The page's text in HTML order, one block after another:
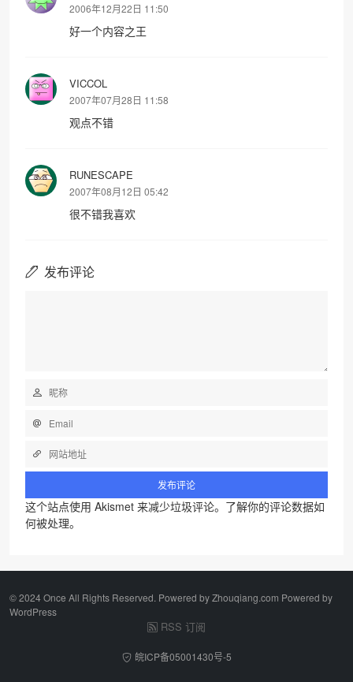
2006年12月22日 11:50
好一个内容之王
VICCOL
2007年07月28日 11:58
观点不错
RUNESCAPE
2007年08月12日 05:42
很不错我喜欢
发布评论
这个站点使用 Akismet 来减少垃圾评论。 了解你的评论数据如
何被处理。
©️ 2024 Once All Rights Reserved. Powered by Zhouqiang.com Powered by
WordPress
RSS 订阅
皖ICP备05001430号-5